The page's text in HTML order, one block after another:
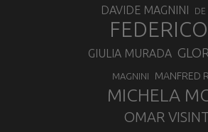
DAVIDE MAGNINI DE
GIULIA MURADA
MAGNINI MANFRED
MICHELA
OMAR